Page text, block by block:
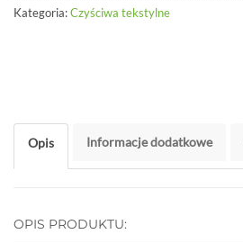
Kategoria:Czyściwa tekstylne
Opis Informacje dodatkowe
OPIS PRODUKTU: